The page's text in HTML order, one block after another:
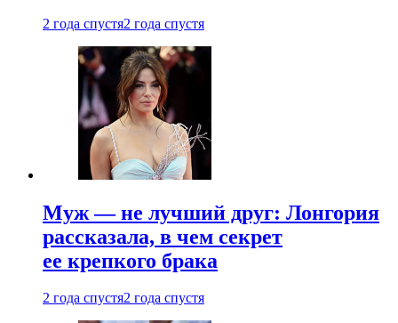
2 года спустя2 года спустя
Муж — не лучший друг: Лонгория
рассказала, в чем секрет
ее крепкого брака
2 года спустя2 года спустя